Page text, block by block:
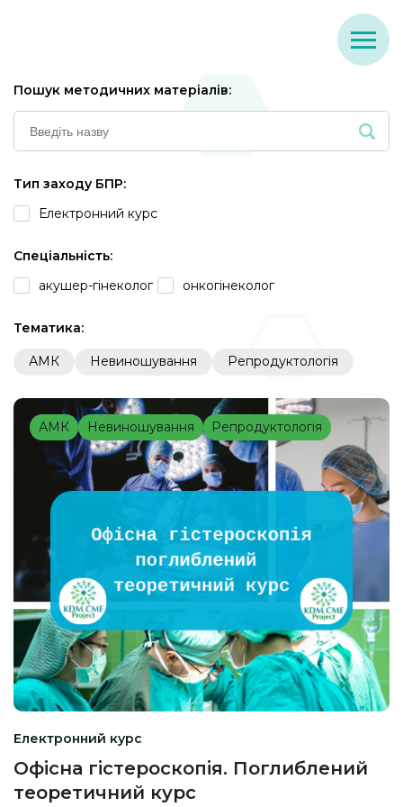
Пошук методичних матеріалів:
Тип заходу БПР:
Електронний курс
Спеціальність:
акушер-гінеколог
онкогінеколог
Тематика:
АМК Невиношування Репродуктологія
АМК Невиношування Репродуктологія
Електронний курс
Офісна гістероскопія. Поглиблений
теоретичний курс